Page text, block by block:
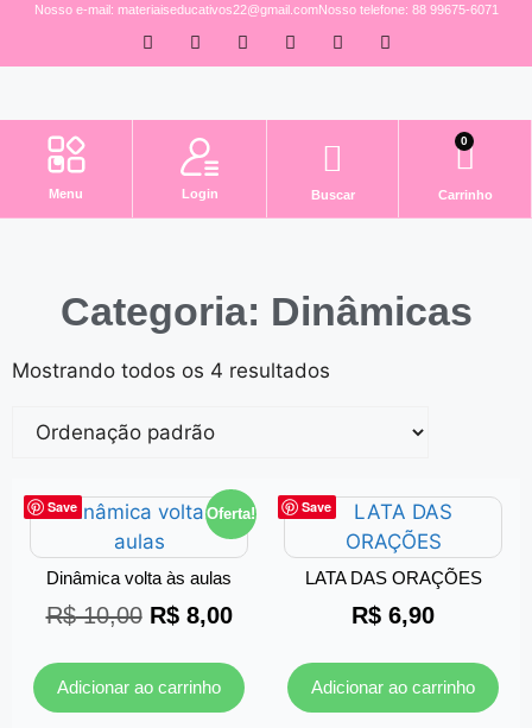
Nosso e-mail: materiaiseducativos22@gmail.comNosso telefone: 88 99675-6071
Menu Login Buscar
0
Carrinho
Categoria: Dinâmicas
Mostrando todos os 4 resultados
Save Oferta!
Dinâmica volta às aulas
R$10,00 R$8,00
Adicionar ao carrinho
Save
LATA DAS ORAÇÕES
R$ 6,90
Adicionar ao carrinho